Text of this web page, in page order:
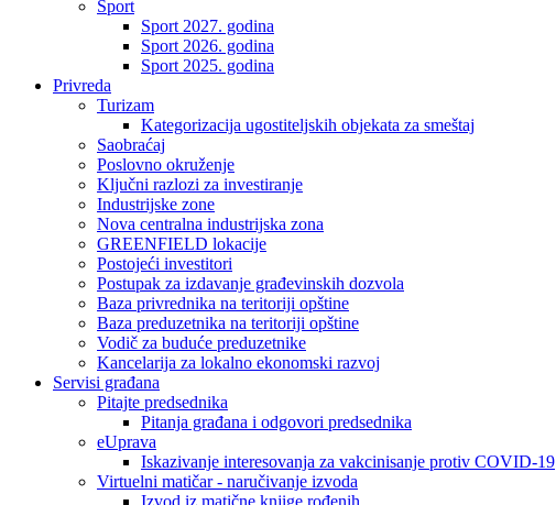
Sport
Sport 2027. godina
Sport 2026. godina
Sport 2025. godina
Privreda
Turizam
Kategorizacija ugostiteljskih objekata za smeštaj
Saobraćaj
Poslovno okruženje
Ključni razlozi za investiranje
Industrijske zone
Nova centralna industrijska zona
GREENFIELD lokacije
Postojeći investitori
Postupak za izdavanje građevinskih dozvola
Baza privrednika na teritoriji opštine
Baza preduzetnika na teritoriji opštine
Vodič za buduće preduzetnike
Kancelarija za lokalno ekonomski razvoj
Servisi građana
Pitajte predsednika
Pitanja građana i odgovori predsednika
eUprava
Iskazivanje interesovanja za vakcinisanje protiv COVID-19
Virtuelni matičar - naručivanje izvoda
Izvod iz matične knjige rođenih